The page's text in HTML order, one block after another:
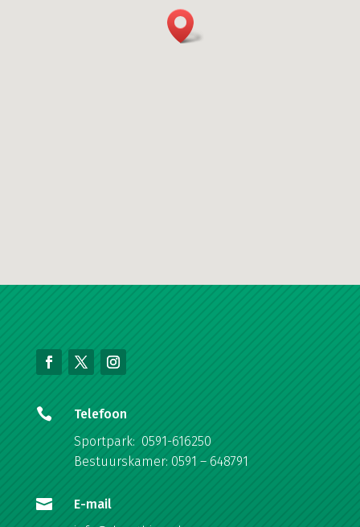

Telefoon
Sportpark: 0591-616250
Bestuurskamer: 0591 – 648791

E-mail